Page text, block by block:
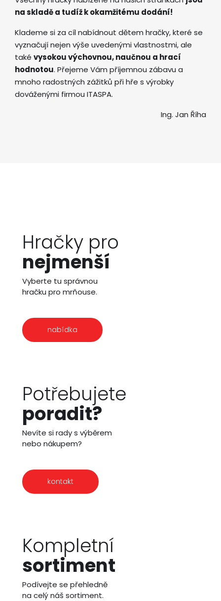
na skladě a tudíž k okamžitému dodání!
Klademe si za cíl nabídnout dětem hračky, které se
vyznačují nejen výše uvedenými vlastnostmi, ale
také vysokou výchovnou, naučnou a hrací
hodnotou. Přejeme Vám příjemnou zábavu a
mnoho radostných zážitků při hře s výrobky
dováženými firmou ITASPA.
Ing. Jan Říha
Hračky pro
nejmenší
Vyberte tu správnou
hračku pro mrňouse.
nabídka
Potřebujete
poradit?
Nevíte si rady s výběrem
nebo nákupem?
kontakt
Kompletní
sortiment
Podívejte se přehledně
na celý náš sortiment.